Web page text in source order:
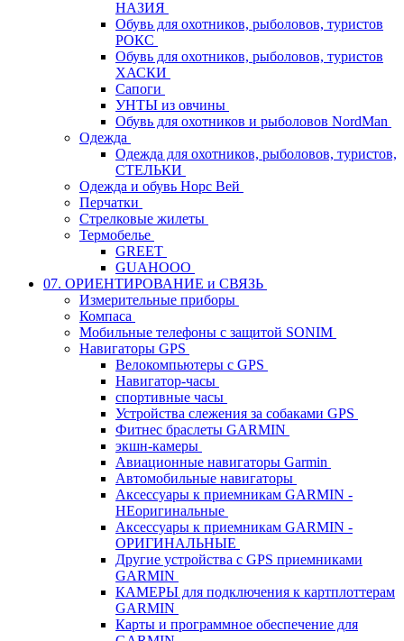
НАЗИЯ
Обувь для охотников, рыболовов, туристов
РОКС
Обувь для охотников, рыболовов, туристов
ХАСКИ
Сапоги
УНТЫ из овчины
Обувь для охотников и рыболовов NordMan
Одежда
Одежда для охотников, рыболовов, туристов,
СТЕЛЬКИ
Одежда и обувь Норс Вей
Перчатки
Стрелковые жилеты
Термобелье
GREET
GUAHOOO
07. ОРИЕНТИРОВАНИЕ и СВЯЗЬ
Измерительные приборы
Компаса
Мобильные телефоны с защитой SONIM
Навигаторы GPS
Велокомпьютеры с GPS
Навигатор-часы
спортивные часы
Устройства слежения за собаками GPS
Фитнес браслеты GARMIN
экшн-камеры
Авиационные навигаторы Garmin
Автомобильные навигаторы
Аксессуары к приемникам GARMIN -
НЕоригинальные
Аксессуары к приемникам GARMIN -
ОРИГИНАЛЬНЫЕ
Другие устройства с GPS приемниками
GARMIN
КАМЕРЫ для подключения к картплоттерам
GARMIN
Карты и программное обеспечение для